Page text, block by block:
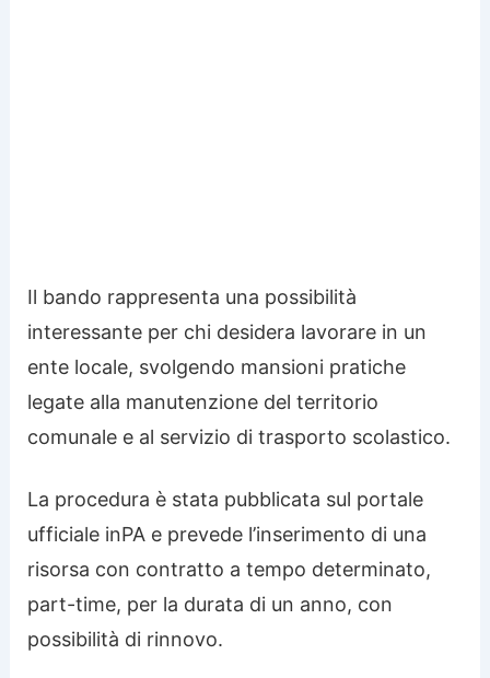
Il bando rappresenta una possibilità
interessante per chi desidera lavorare in un
ente locale, svolgendo mansioni pratiche
legate alla manutenzione del territorio
comunale e al servizio di trasporto scolastico.
La procedura è stata pubblicata sul portale
ufficiale inPA e prevede l’inserimento di una
risorsa con contratto a tempo determinato,
part-time, per la durata di un anno, con
possibilità di rinnovo.